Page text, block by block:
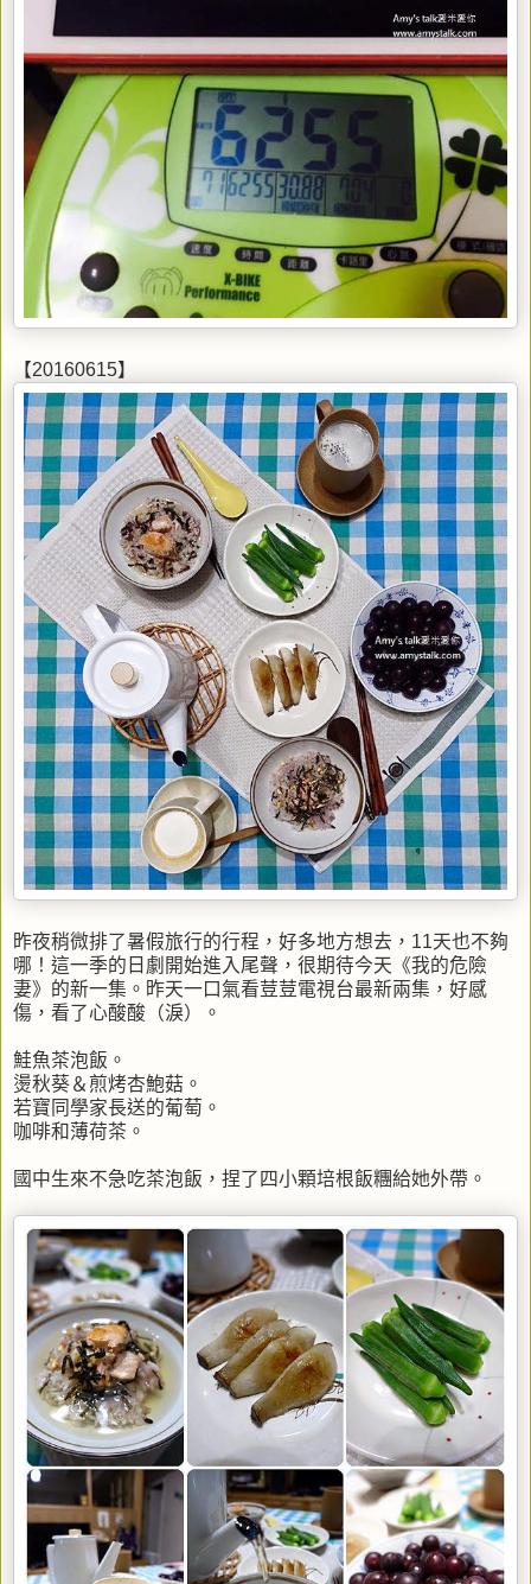
【20160615】
昨夜稍微排了暑假旅行的行程，好多地方想去，11天也不夠
哪！這一季的日劇開始進入尾聲，很期待今天《我的危險
妻》的新一集。昨天一口氣看荳荳電視台最新兩集，好感
傷，看了心酸酸（淚）。
鮭魚茶泡飯。
燙秋葵＆煎烤杏鮑菇。
若寶同學家長送的葡萄。
咖啡和薄荷茶。
國中生來不急吃茶泡飯，捏了四小顆培根飯糰給她外帶。